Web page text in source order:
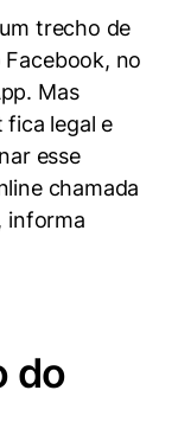
trecho de
no
Mas
fica legal e
esse
chamada
informa
do